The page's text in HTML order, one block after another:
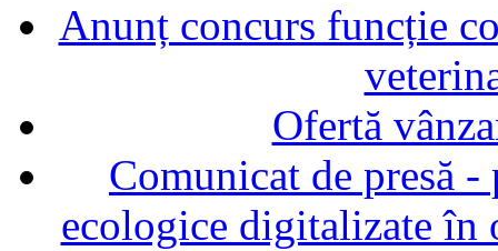
Anunț concurs funcție
Ofertă
Comunicat de presă
ecologice digitalizate în